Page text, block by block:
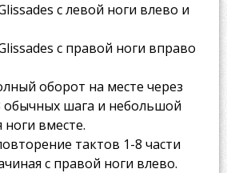
с левой ноги влево и
с правой ноги вправо
оборот на месте через
обычных шага и небольшой
вместе.
тактов 1-8 части
с правой ноги влево.